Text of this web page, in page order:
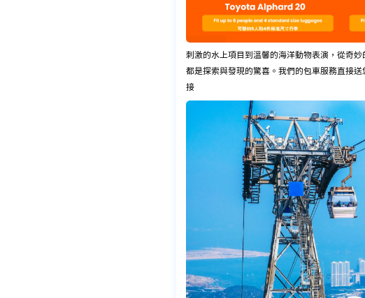
刺激的水上項目到溫馨的海洋動物表演，從奇
都是探索與發現的驚喜。我們的包車服務直接
接